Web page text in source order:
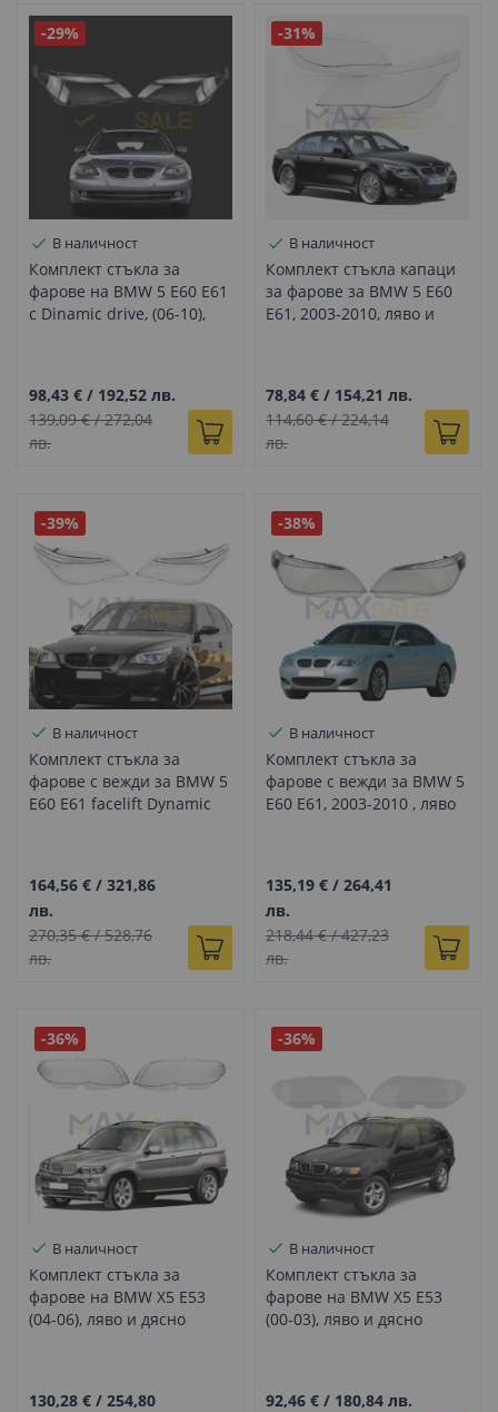
-29%
В наличност
Комплект стъкла за
фарове на BMW 5 E60 E61
с Dinamic drive, (06-10),
98,43 € / 192,52 лв.
139,09 €/272,04
лв.
-31%
В наличност
Комплект стъкла капаци
за фарове за BMW 5 E60
E61, 2003-2010, ляво и
78,84 € / 154,21 лв.
114,60 €/224,14
лв.
-39%
В наличност
Комплект стъкла за
фарове с вежди за BMW 5
E60 E61 facelift Dynamic
164,56 € / 321,86
лв.
270,35 €/528,76
лв.
-38%
В наличност
Комплект стъкла за
фарове с вежди за BMW 5
E60 E61, 2003-2010 , ляво
135,19 € /264,41
лв.
218,44 €/427,23
лв.
-36%
В наличност
Комплект стъкла за
фарове на BMW X5 E53
(04-06), ляво и дясно
130,28 € / 254,80
-36%
В наличност
Комплект стъкла за
фарове на BMW X5 E53
(00-03), ляво и дясно
92,46 € / 180,84 лв.